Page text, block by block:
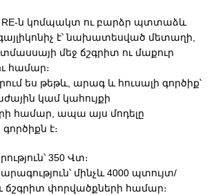
6 RE-ն կոմպակտ ու բարձր պտտաձև
է՝ նախատեսված մետաղի,
մեջ ճշգրիտ ու մաքուր
համար։
ես թեթև, արագ և հուսալի գործիք՝
կամ կահույքի
համար, ապա այս մոդելը
է։
350 Վտ։
մինչև 4000 պտույտ/
ճշգրիտ փորվածքների համար։